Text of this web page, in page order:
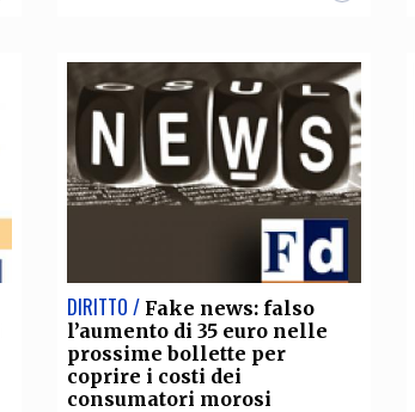
DIRITTO / Fake news: falso
l’aumento di 35 euro nelle
prossime bollette per
coprire i costi dei
consumatori morosi